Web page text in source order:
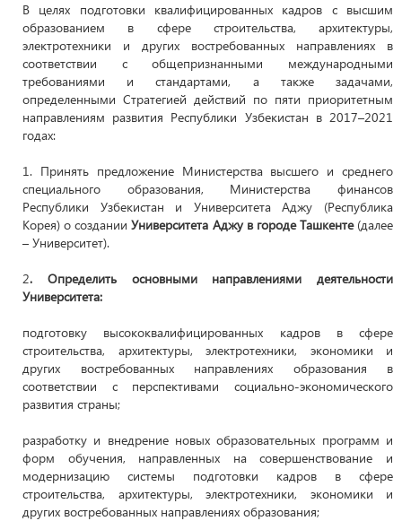
В целях подготовки квалифицированных кадров с высшим
образованием в сфере строительства, архитектуры,
электротехники и других востребованных направлениях в
соответствии с общепризнанными международными
требованиями и стандартами, а также задачами,
определенными Стратегией действий по пяти приоритетным
направлениям развития Республики Узбекистан в 2017–2021
годах:
1. Принять предложение Министерства высшего и среднего
специального образования, Министерства финансов
Республики Узбекистан и Университета Аджу (Республика
Корея) о созданииУниверситета Аджу в городе Ташкенте (далее
– Университет).
2. Определить основными направлениями деятельности
Университета:
подготовку высококвалифицированных кадров в сфере
строительства, архитектуры, электротехники, экономики и
других востребованных направлениях образования в
соответствии с перспективами социально-экономического
развития страны;
разработку и внедрение новых образовательных программ и
форм обучения, направленных на совершенствование и
модернизацию системы подготовки кадров в сфере
строительства, архитектуры, электротехники, экономики и
других востребованных направлениях образования;